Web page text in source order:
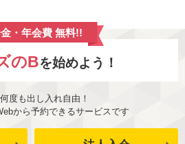
金・年会費 無料!!
のBを始めよう！
度も出し入れ自由！
から予約できるサービスです